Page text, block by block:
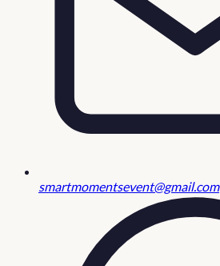
smartmomentsevent@gmail.com